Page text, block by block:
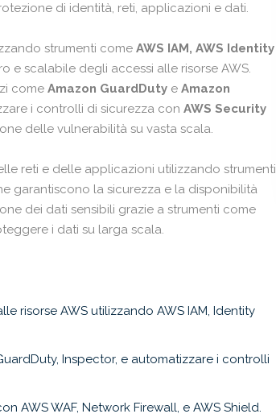
di identità, reti, applicazioni e dati.
strumenti come AWS IAM, AWS Identity
e scalabile degli accessi alle risorse AWS.
come Amazon GuardDuty e Amazon
i controlli di sicurezza con AWS Security
delle vulnerabilità su vasta scala.
reti e delle applicazioni utilizzando strumenti
garantiscono la sicurezza e la disponibilità
dei dati sensibili grazie a strumenti come
i dati su larga scala.
risorse AWS utilizzando AWS IAM, Identity
Inspector, e automatizzare i controlli
AWS WAF, Network Firewall, e AWS Shield.